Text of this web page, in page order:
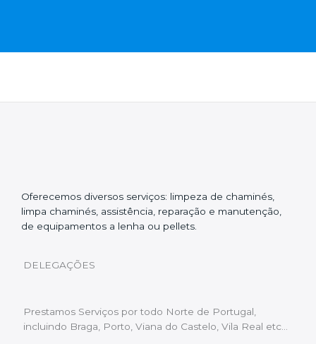
Oferecemos diversos serviços: limpeza de chaminés,
limpa chaminés, assistência, reparação e manutenção,
de equipamentos a lenha ou pellets.
DELEGAÇÕES
Prestamos Serviços por todo Norte de Portugal,
incluindo Braga, Porto, Viana do Castelo, Vila Real etc…